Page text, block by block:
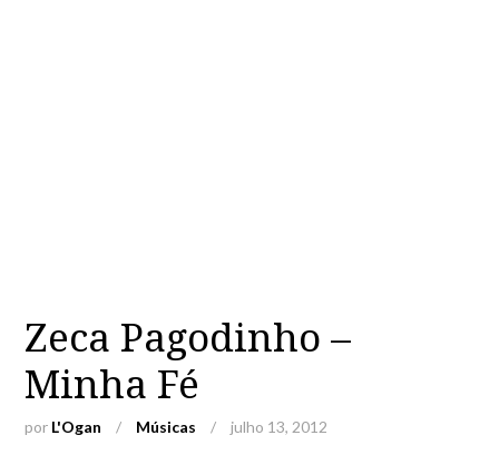
Zeca Pagodinho –
Minha Fé
por L'Ogan / Músicas / julho 13, 2012